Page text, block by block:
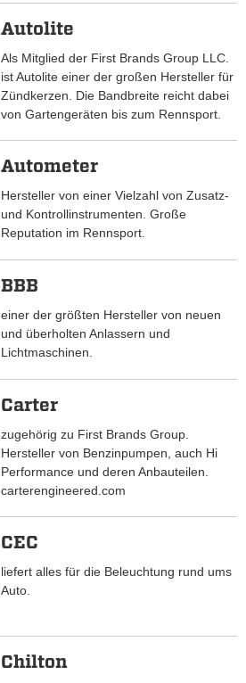
Autolite
Als Mitglied der First Brands Group LLC.
ist Autolite einer der großen Hersteller für
Zündkerzen. Die Bandbreite reicht dabei
von Gartengeräten bis zum Rennsport.
Autometer
Hersteller von einer Vielzahl von Zusatz-
und Kontrollinstrumenten. Große
Reputation im Rennsport.
BBB
einer der größten Hersteller von neuen
und überholten Anlassern und
Lichtmaschinen.
Carter
zugehörig zu First Brands Group.
Hersteller von Benzinpumpen, auch Hi
Performance und deren Anbauteilen.
carterengineered.com
CEC
liefert alles für die Beleuchtung rund ums
Auto.
Chilton